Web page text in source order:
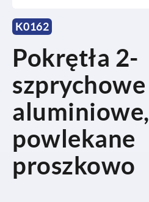
K0162
Pokrętła 2-
szprychowe
aluminiowe,
powlekane
proszkowo